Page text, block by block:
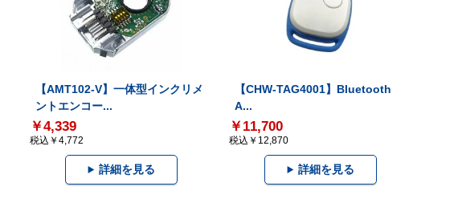
【AMT102-V】一体型インクリメ
ントエンコー...
￥4,339
税込￥4,772
詳細を見る
【CHW-TAG4001】Bluetooth
A...
￥11,700
税込￥12,870
詳細を見る